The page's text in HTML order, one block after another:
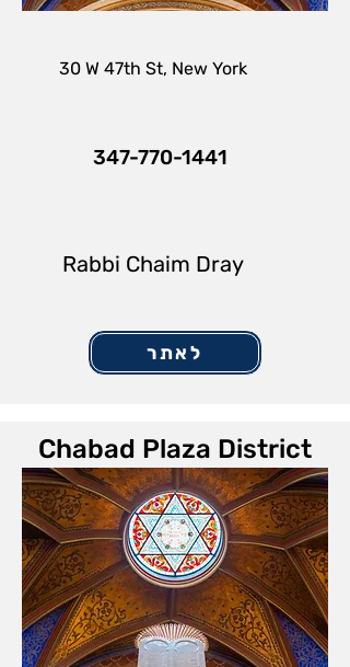
30 W 47th St, New York
347-770-1441
Rabbi Chaim Dray
לאתר
Chabad Plaza District